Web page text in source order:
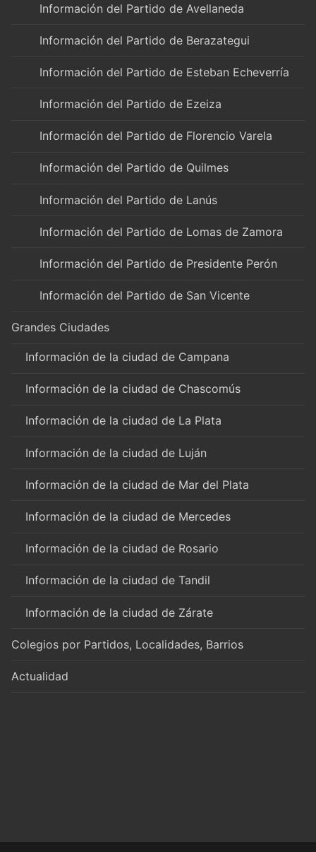
Información del Partido de Avellaneda
Información del Partido de Berazategui
Información del Partido de Esteban Echeverría
Información del Partido de Ezeiza
Información del Partido de Florencio Varela
Información del Partido de Quilmes
Información del Partido de Lanús
Información del Partido de Lomas de Zamora
Información del Partido de Presidente Perón
Información del Partido de San Vicente
Grandes Ciudades
Información de la ciudad de Campana
Información de la ciudad de Chascomús
Información de la ciudad de La Plata
Información de la ciudad de Luján
Información de la ciudad de Mar del Plata
Información de la ciudad de Mercedes
Información de la ciudad de Rosario
Información de la ciudad de Tandil
Información de la ciudad de Zárate
Colegios por Partidos, Localidades, Barrios
Actualidad